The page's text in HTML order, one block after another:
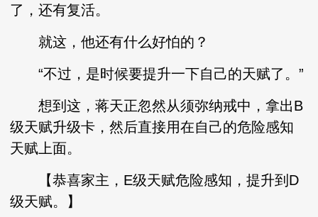
了，还有复活。
就这，他还有什么好怕的？
“不过，是时候要提升一下自己的天赋了。”
想到这，蒋天正忽然从须弥纳戒中，拿出B
级天赋升级卡，然后直接用在自己的危险感知
天赋上面。
【恭喜家主，E级天赋危险感知，提升到D
级天赋。】